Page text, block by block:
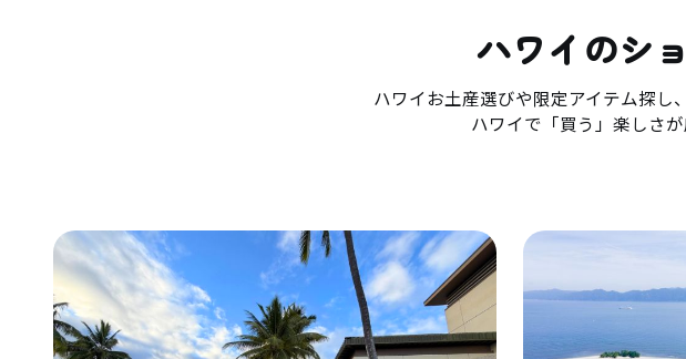
ハワイのシ
ハワイお土産選びや限定アイテム探し
ハワイで「買う」楽しさ